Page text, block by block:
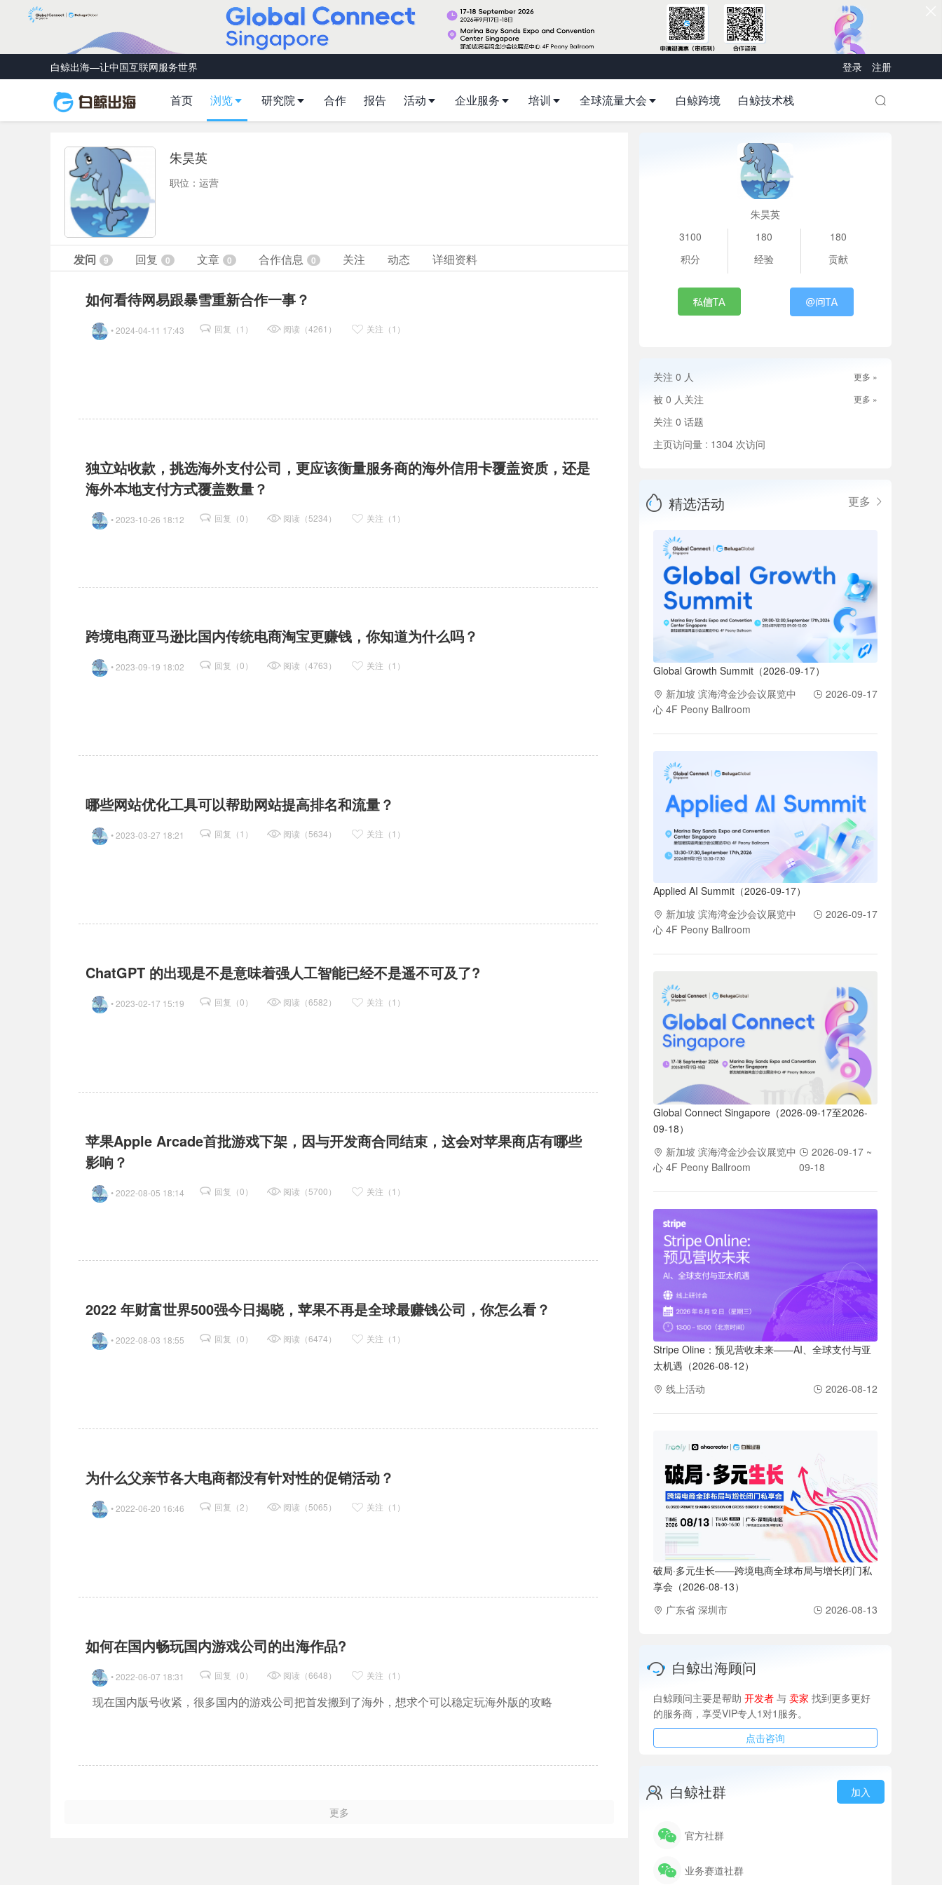
白鲸出海—让中国互联网服务世界 登录 注册
首页 浏览 研究院 合作 报告 活动 企业服务 培训 全球流量大会 白鲸跨境 白鲸技术栈
朱昊英
职位：运营
发问 9 回复 0 文章 0 合作信息 0 关注 动态 详细资料
如何看待网易跟暴雪重新合作一事？
• 2024-04-11 17:43 回复（1） 阅读（4261） 关注（1）
独立站收款，挑选海外支付公司，更应该衡量服务商的海外信用卡覆盖资质，还是
海外本地支付方式覆盖数量？
• 2023-10-26 18:12 回复（0） 阅读（5234） 关注（1）
跨境电商亚马逊比国内传统电商淘宝更赚钱，你知道为什么吗？
• 2023-09-19 18:02 回复（0） 阅读（4763） 关注（1）
哪些网站优化工具可以帮助网站提高排名和流量？
• 2023-03-27 18:21 回复（1） 阅读（5634） 关注（1）
ChatGPT 的出现是不是意味着强人工智能已经不是遥不可及了?
• 2023-02-17 15:19 回复（0） 阅读（6582） 关注（1）
苹果Apple Arcade首批游戏下架，因与开发商合同结束，这会对苹果商店有哪些
影响？
• 2022-08-05 18:14 回复（0） 阅读（5700） 关注（1）
2022 年财富世界500强今日揭晓，苹果不再是全球最赚钱公司，你怎么看？
• 2022-08-03 18:55 回复（0） 阅读（6474） 关注（1）
为什么父亲节各大电商都没有针对性的促销活动？
• 2022-06-20 16:46 回复（2） 阅读（5065） 关注（1）
如何在国内畅玩国内游戏公司的出海作品?
• 2022-06-07 18:31 回复（0） 阅读（6648） 关注（1）
现在国内版号收紧，很多国内的游戏公司把首发搬到了海外，想求个可以稳定玩海外版的攻略
更多
朱昊英
3100
积分
180
经验
180
贡献
更多 »
关注 0 人
更多 »
被 0 人关注
关注 0 话题
主页访问量 : 1304 次访问
精选活动 更多
Global Growth Summit（2026-09-17）
新加坡 滨海湾金沙会议展览中
心 4F Peony Ballroom
2026-09-17
Applied AI Summit（2026-09-17）
新加坡 滨海湾金沙会议展览中
心 4F Peony Ballroom
2026-09-17
Global Connect Singapore（2026-09-17至2026-
09-18）
新加坡 滨海湾金沙会议展览中
心 4F Peony Ballroom
2026-09-17 ~
09-18
Stripe Oline：预见营收未来——AI、全球支付与亚
太机遇（2026-08-12）
线上活动
2026-08-12
破局·多元生长——跨境电商全球布局与增长闭门私
享会（2026-08-13）
广东省 深圳市
2026-08-13
白鲸出海顾问
白鲸顾问主要是帮助 开发者 与 卖家 找到更多更好
的服务商，享受VIP专人1对1服务。
点击咨询
白鲸社群 加入
官方社群
业务赛道社群